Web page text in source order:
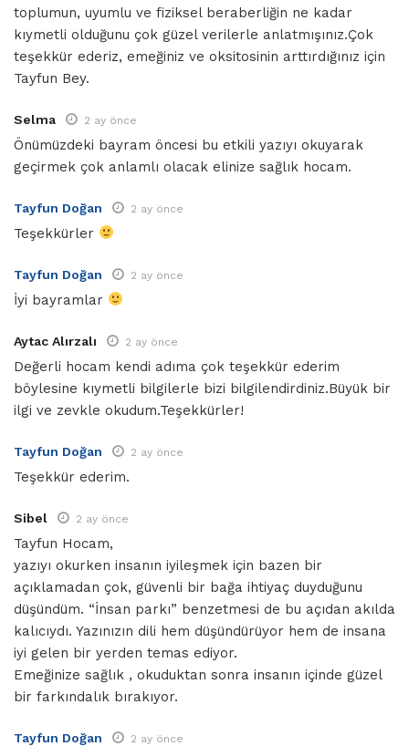
toplumun, uyumlu ve fiziksel beraberliğin ne kadar
kıymetli olduğunu çok güzel verilerle anlatmışınız.Çok
teşekkür ederiz, emeğiniz ve oksitosinin arttırdığınız için
Tayfun Bey.
Selma 2 ay önce
Önümüzdeki bayram öncesi bu etkili yazıyı okuyarak
geçirmek çok anlamlı olacak elinize sağlık hocam.
Tayfun Doğan 2 ay önce
Teşekkürler
Tayfun Doğan 2 ay önce
İyi bayramlar
Aytac Alırzalı 2 ay önce
Değerli hocam kendi adıma çok teşekkür ederim
böylesine kıymetli bilgilerle bizi bilgilendirdiniz.Büyük bir
ilgi ve zevkle okudum.Teşekkürler!
Tayfun Doğan 2 ay önce
Teşekkür ederim.
Sibel 2 ay önce
Tayfun Hocam,
yazıyı okurken insanın iyileşmek için bazen bir
açıklamadan çok, güvenli bir bağa ihtiyaç duyduğunu
düşündüm. “İnsan parkı” benzetmesi de bu açıdan akılda
kalıcıydı. Yazınızın dili hem düşündürüyor hem de insana
iyi gelen bir yerden temas ediyor.
Emeğinize sağlık , okuduktan sonra insanın içinde güzel
bir farkındalık bırakıyor.
Tayfun Doğan 2 ay önce